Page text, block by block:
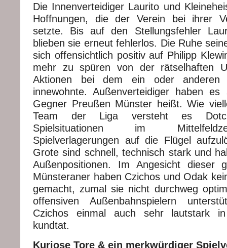
Die Innenverteidiger Laurito und
Hoffnungen, die der Verein bei ihrer
setzte. Bis auf den Stellungsfehler
blieben sie erneut fehlerlos. Die Ruhe
sich offensichtlich positiv auf Philipp
mehr zu spüren von der rätselhaften
Aktionen bei dem ein oder anderen
innewohnte. Außenverteidiger haben
Gegner Preußen Münster heißt. Wie
Team der Liga versteht es
Spielsituationen im
Spielverlagerungen auf die Flügel
Grote sind schnell, technisch stark und
Außenpositionen. Im Angesicht dieser
Münsteraner haben Czichos und Odak
gemacht, zumal sie nicht durchweg
offensiven Außenbahnspielern
Czichos einmal auch sehr lautstark
kundtat.
Kuriose Tore & ein merkwürdiger